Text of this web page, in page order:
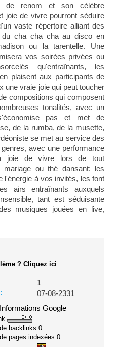
de renom et son célèbre
joie de vivre pourront séduire
vaste répertoire alliant des
du cha cha cha au disco en
ou la tarentelle. Une
vos soirées privées ou
qu'entraînants, les
plaisent aux participants de
une vraie joie qui peut toucher
compositions qui composent
tonalités, avec un
pas et met de
de la rumba, de la musette,
se met au service des
avec une performance
joie de vivre lors de tout
mariage ou thé dansant: les
l'énergie à vos invités, les font
airs entraînants auxquels
tant est séduisante
musiques jouées en live,
? Cliquez ici
1
07-08-2331
Informations Google
backlinks 0
pages indexées 0